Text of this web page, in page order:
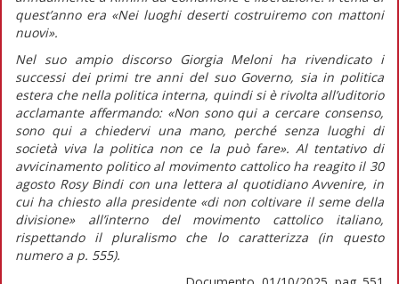
quest’anno era «Nei luoghi deserti costruiremo con mattoni
nuovi».
Nel suo ampio discorso Giorgia Meloni ha rivendicato i
successi dei primi tre anni del suo Governo, sia in politica
estera che nella politica interna, quindi si è rivolta all’uditorio
acclamante affermando:«Non sono qui a cercare consenso,
sono qui a chiedervi una mano, perché senza luoghi di
società viva la politica non ce la può fare». Al tentativo di
avvicinamento politico al movimento cattolico ha reagito il 30
agosto Rosy Bindi con una lettera al quotidianoAvvenire, in
cui ha chiesto alla presidente«di non coltivare il seme della
divisione» all’interno del movimento cattolico italiano,
rispettando il pluralismo che lo caratterizza (inquesto
numero a p. 555).